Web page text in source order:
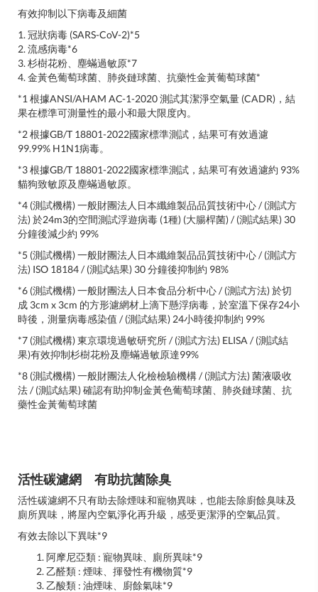
有效抑制以下病毒及細菌
1. 冠狀病毒 (SARS-CoV-2)*5
2. 流感病毒*6
3. 杉樹花粉、塵蟎過敏原*7
4. 金黃色葡萄球菌、肺炎鏈球菌、抗藥性金黃葡萄球菌*
*1 根據ANSI/AHAM AC-1-2020 測試其潔淨空氣量 (CADR)，結
果在標準可測量性的最小和最大限度內。
*2 根據GB/T 18801-2022國家標準測試，結果可有效過濾
99.99% H1N1病毒。
*3 根據GB/T 18801-2022國家標準測試，結果可有效過濾約 93%
貓狗致敏原及塵蟎過敏原。
*4 (測試機構) 一般財團法人日本纖維製品品質技術中心 / (測試方
法) 於24m3的空間測試浮遊病毒 (1種) (大腸桿菌) / (測試結果) 30
分鐘後減少約 99%
*5 (測試機構) 一般財團法人日本纖維製品品質技術中心 / (測試方
法) ISO 18184 / (測試結果) 30 分鐘後抑制約 98%
*6 (測試機構) 一般財團法人日本食品分析中心 / (測試方法) 於切
成 3cm x 3cm 的方形濾網材上滴下懸浮病毒，於室溫下保存24小
時後，測量病毒感染值 / (測試結果) 24小時後抑制約 99%
*7 (測試機構) 東京環境過敏研究所 / (測試方法) ELISA / (測試結
果)有效抑制杉樹花粉及塵蟎過敏原達99%
*8 (測試機構) 一般財團法人化檢檢驗機構 / (測試方法) 菌液吸收
法 / (測試結果) 確認有助抑制金黃色葡萄球菌、肺炎鏈球菌、抗
藥性金黃葡萄球菌
活性碳濾網 有助抗菌除臭
活性碳濾網不只有助去除煙味和寵物異味，也能去除廚餘臭味及
廁所異味，將屋內空氣淨化再升級，感受更潔淨的空氣品質。
有效去除以下異味*9
阿摩尼亞類 : 寵物異味、廁所異味*9
乙醛類 : 煙味、揮發性有機物質*9
乙酸類 : 油煙味、廚餘氣味*9